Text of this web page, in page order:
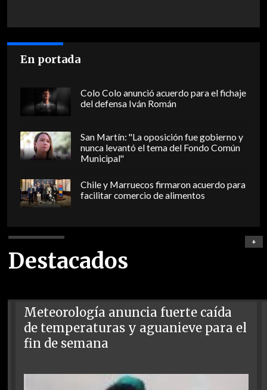
En portada
Colo Colo anunció acuerdo para el fichaje
del defensa Iván Román
San Martín: "La oposición fue gobierno y
nunca levantó el tema del Fondo Común
Municipal"
Chile y Marruecos firmaron acuerdo para
facilitar comercio de alimentos
Destacados
+
Meteorología anuncia fuerte caída
de temperaturas y aguanieve para el
fin de semana